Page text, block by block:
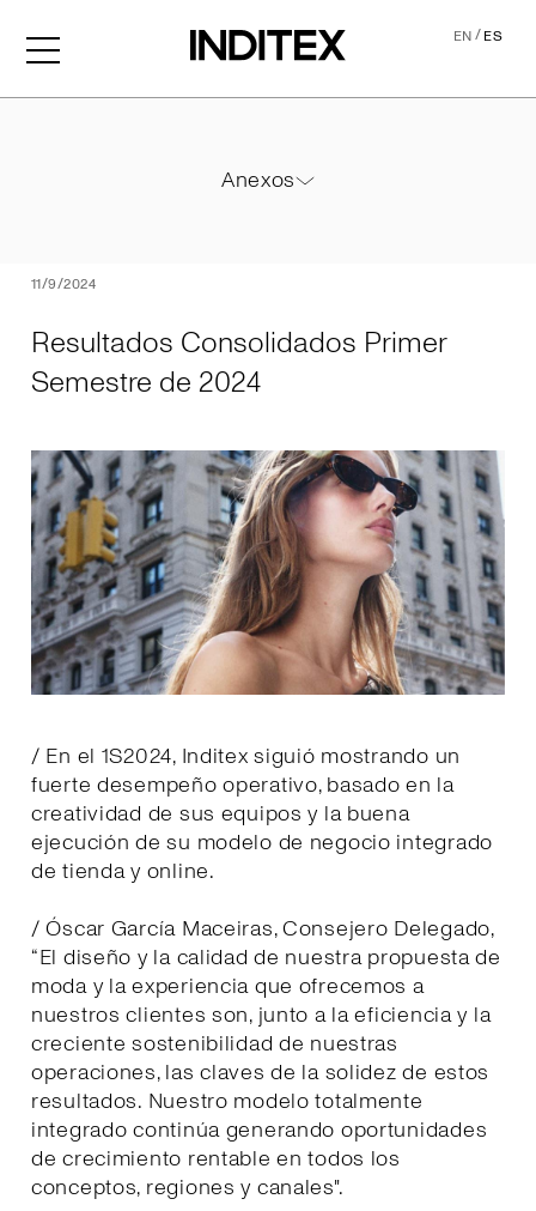
EN/ES
11/9/2024
Resultados Consolidados Primer
Semestre de 2024
/ En el 1S2024, Inditex siguió mostrando un
fuerte desempeño operativo, basado en la
creatividad de sus equipos y la buena
ejecución de su modelo de negocio integrado
de tienda y online.
/ Óscar García Maceiras, Consejero Delegado,
“El diseño y la calidad de nuestra propuesta de
moda y la experiencia que ofrecemos a
nuestros clientes son, junto a la eficiencia y la
creciente sostenibilidad de nuestras
operaciones, las claves de la solidez de estos
resultados. Nuestro modelo totalmente
integrado continúa generando oportunidades
de crecimiento rentable en todos los
conceptos, regiones y canales".
Anexos